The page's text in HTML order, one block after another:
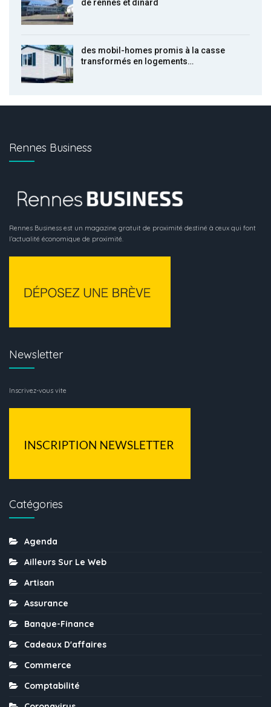
de rennes et dinard
des mobil-homes promis à la casse
transformés en logements…
Rennes Business
Rennes Business est un magazine gratuit de proximité destiné à ceux qui font
l’actualité économique de proximité.
Newsletter
Inscrivez-vous vite
Catégories
Agenda
Ailleurs Sur Le Web
Artisan
Assurance
Banque-Finance
Cadeaux D'affaires
Commerce
Comptabilité